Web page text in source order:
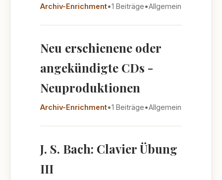
Archiv-Enrichment•1 Beiträge•Allgemein
Neu erschienene oder
angekündigte CDs -
Neuproduktionen
Archiv-Enrichment•1 Beiträge•Allgemein
J. S. Bach: Clavier Übung
III